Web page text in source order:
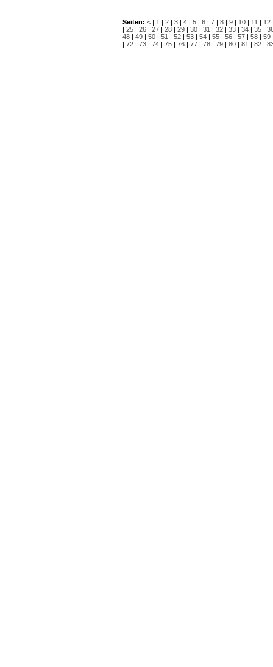
Seiten: < | 1 | 2 | 3 | 4 | 5 | 6 | 7 | 8 | 9 | 10 | 11 | 12
| 25 | 26 | 27 | 28 | 29 | 30 | 31 | 32 | 33 | 34 | 35 |
48 | 49 | 50 | 51 | 52 | 53 | 54 | 55 | 56 | 57 | 58 | 59
| 72 | 73 | 74 | 75 | 76 | 77 | 78 | 79 | 80 | 81 | 82 |